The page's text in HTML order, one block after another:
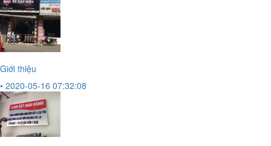
Giới thiệu
• 2020-05-16 07:32:08